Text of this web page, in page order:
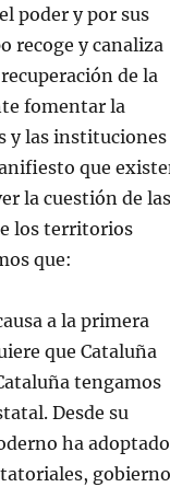
poder y por sus
recoge y canaliza
de la
fomentar la
y las instituciones
que
la cuestión de las
los territorios
que:
a la primera
que Cataluña
tengamos
Desde su
ha